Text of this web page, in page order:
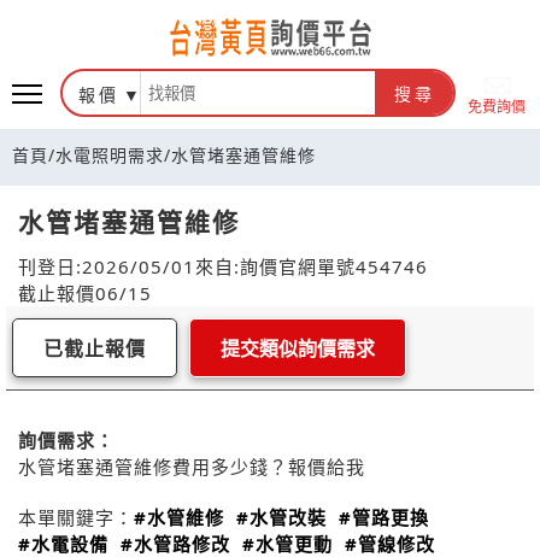
報價 搜尋
免費詢價
首頁/水電照明需求/水管堵塞通管維修
水管堵塞通管維修
刊登日:2026/05/01 來自:詢價官網單號454746
截止報價06/15
已截止報價 提交類似詢價需求
詢價需求：
水管堵塞通管維修費用多少錢？報價給我
本單關鍵字： #水管維修 #水管改裝 #管路更換
#水電設備 #水管路修改 #水管更動 #管線修改